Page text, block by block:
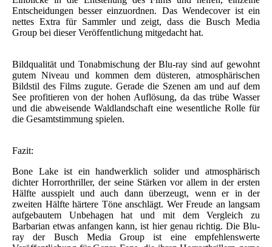
Entscheidungen besser einzuordnen. Das Wendecover ist ein
nettes Extra für Sammler und zeigt, dass die Busch Media
Group bei dieser Veröffentlichung mitgedacht hat.
Bildqualität und Tonabmischung der Blu-ray sind auf gewohnt
gutem Niveau und kommen dem düsteren, atmosphärischen
Bildstil des Films zugute. Gerade die Szenen am und auf dem
See profitieren von der hohen Auflösung, da das trübe Wasser
und die abweisende Waldlandschaft eine wesentliche Rolle für
die Gesamtstimmung spielen.
Fazit:
Bone Lake ist ein handwerklich solider und atmosphärisch
dichter Horrorthriller, der seine Stärken vor allem in der ersten
Hälfte ausspielt und auch dann überzeugt, wenn er in der
zweiten Hälfte härtere Töne anschlägt. Wer Freude an langsam
aufgebautem Unbehagen hat und mit dem Vergleich zu
Barbarian etwas anfangen kann, ist hier genau richtig. Die Blu-
ray der Busch Media Group ist eine empfehlenswerte